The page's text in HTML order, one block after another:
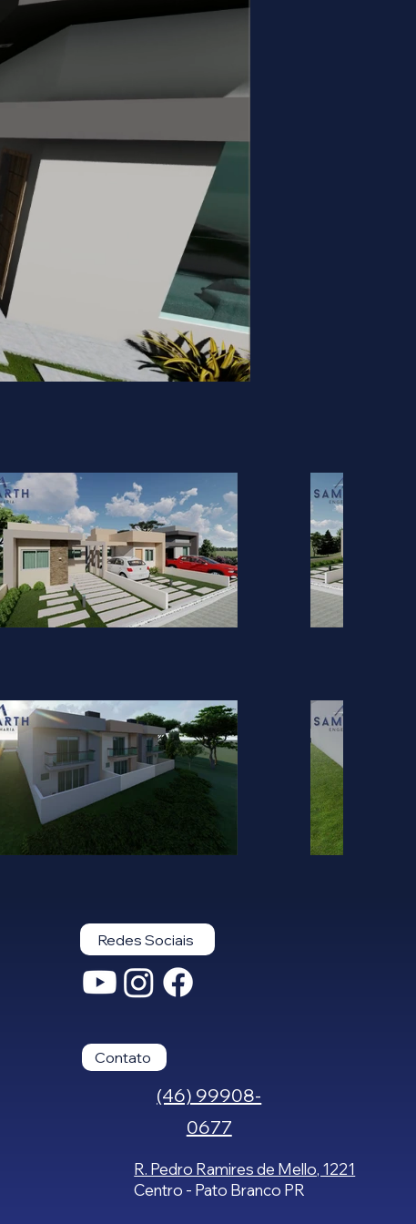
Redes Sociais
Contato
(46) 99908-
0677
R. Pedro Ramires de Mello, 1221
Centro - Pato Branco PR